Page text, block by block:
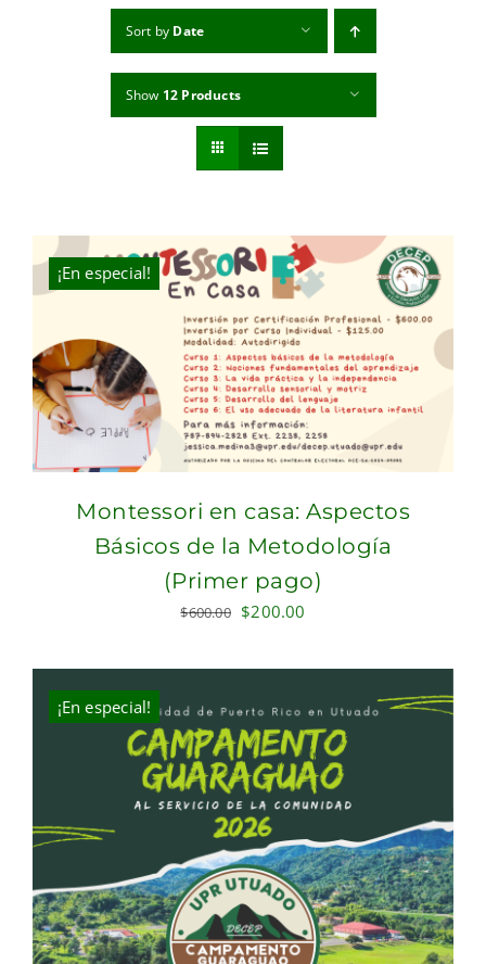
Sort by Date
Show 12 Products
¡En especial!
Montessori en casa: Aspectos
Básicos de la Metodología
(Primer pago)
$600.00 Original
was:
$200.00
is:
¡En especial!